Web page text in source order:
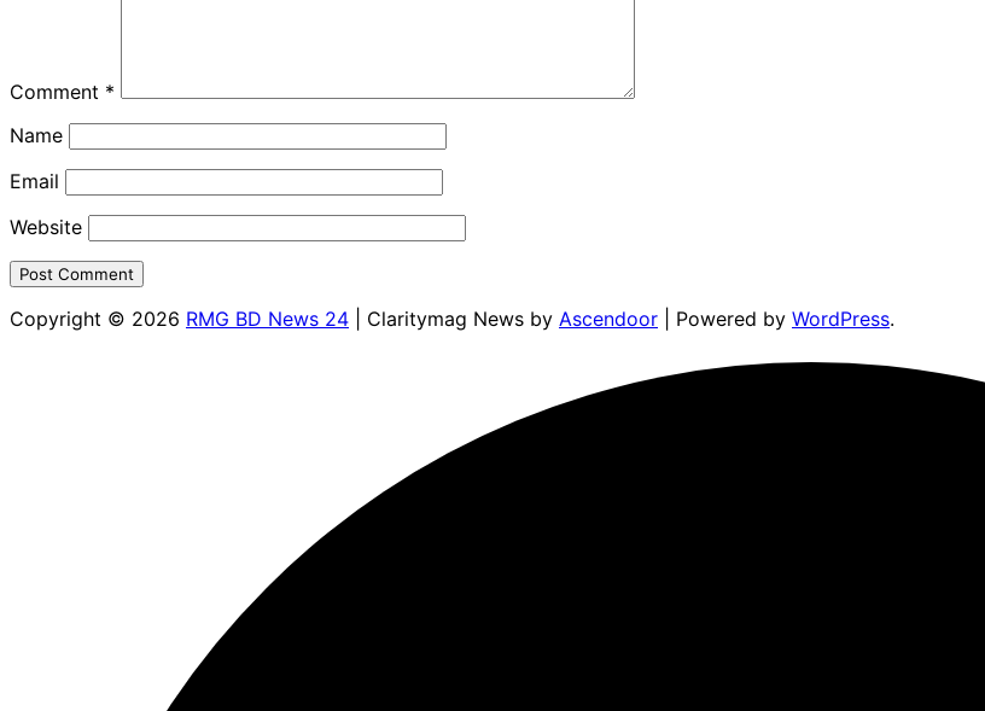
Comment *
Name
Email
Website
Copyright © 2026 RMG BD News 24 | Claritymag News by Ascendoor | Powered by WordPress.